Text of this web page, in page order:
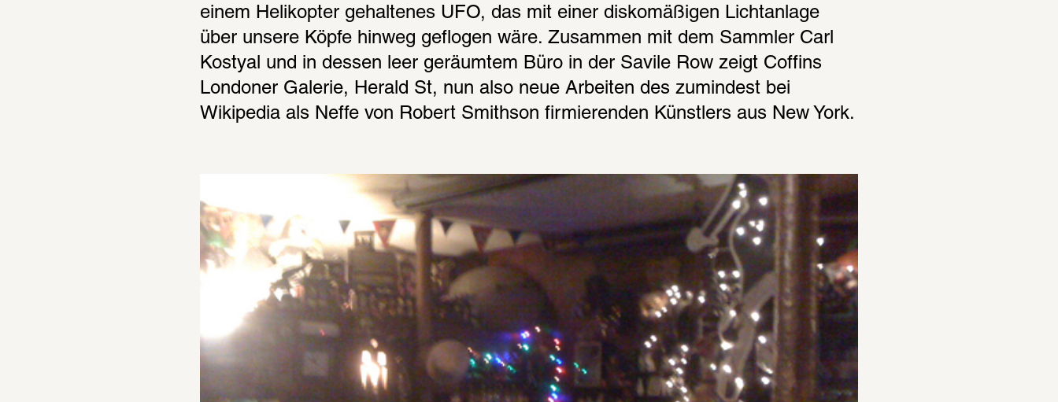
einem Helikopter gehaltenes UFO, das mit einer diskomäßigen Lichtanlage
über unsere Köpfe hinweg geflogen wäre. Zusammen mit dem Sammler Carl
Kostyal und in dessen leer geräumtem Büro in der Savile Row zeigt Coffins
Londoner Galerie, Herald St, nun also neue Arbeiten des zumindest bei
Wikipedia als Neffe von Robert Smithson firmierenden Künstlers aus New York.